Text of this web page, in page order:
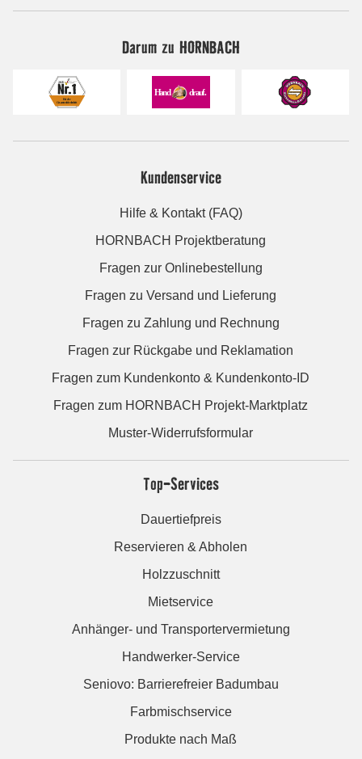
Darum zu HORNBACH
Kundenservice
Hilfe & Kontakt (FAQ)
HORNBACH Projektberatung
Fragen zur Onlinebestellung
Fragen zu Versand und Lieferung
Fragen zu Zahlung und Rechnung
Fragen zur Rückgabe und Reklamation
Fragen zum Kundenkonto & Kundenkonto-ID
Fragen zum HORNBACH Projekt-Marktplatz
Muster-Widerrufsformular
Top-Services
Dauertiefpreis
Reservieren & Abholen
Holzzuschnitt
Mietservice
Anhänger- und Transportervermietung
Handwerker-Service
Seniovo: Barrierefreier Badumbau
Farbmischservice
Produkte nach Maß